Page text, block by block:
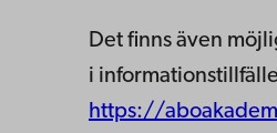
Det finns även
i
https://